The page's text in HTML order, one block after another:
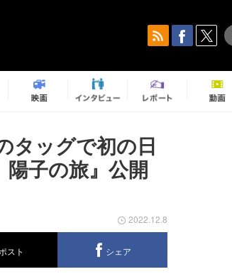
タッグで初の日
子の旅』公開
2022.12.8
ポスト シェア